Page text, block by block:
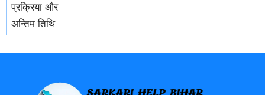
प्रक्रिया और
अन्तिम तिथि